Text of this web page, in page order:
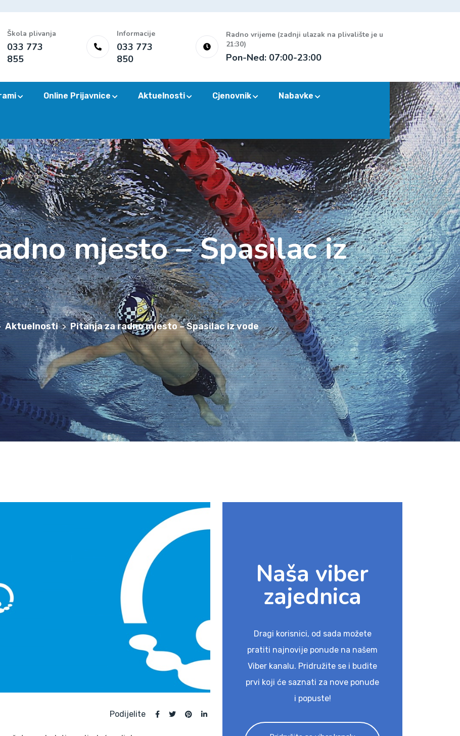
Škola plivanja
033 773
855
Informacije
033 773
850
Radno vrijeme (zadnji ulazak na plivalište je u
21:30)
Pon-Ned: 07:00-23:00
Online Prijavnice Aktuelnosti Cjenovnik Nabavke
mjesto – Spasilac iz
Aktuelnosti > Pitanja za radno mjesto – Spasilac iz vode
Podijelite
Naša viber
zajednica
Dragi korisnici, od sada možete
pratiti najnovije ponude na našem
Viber kanalu. Pridružite se i budite
prvi koji će saznati za nove ponude
i popuste!